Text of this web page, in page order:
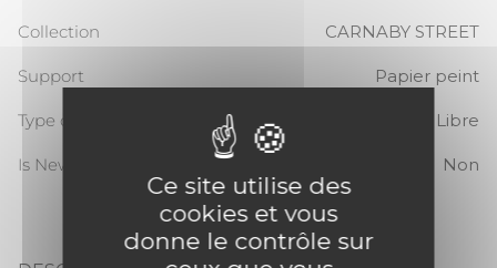
Collection CARNABY STREET
Support Papier peint
Type de raccord Sans raccord / Libre
Is New Non
Ce site utilise des
cookies et vous
donne le contrôle sur